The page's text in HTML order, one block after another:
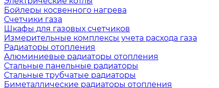
Бойлеры косвенного нагрева
Счетчики газа
Шкафы для газовых счетчиков
Измерительные комплексы учета расхода газа
Радиаторы отопления
Алюминиевые радиаторы отопления
Стальные панельные радиаторы
Стальные трубчатые радиаторы
Биметаллические радиаторы отопления